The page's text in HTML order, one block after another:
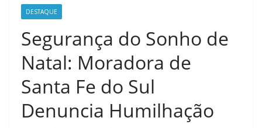
DESTAQUE
Segurança do Sonho de
Natal: Moradora de
Santa Fe do Sul
Denuncia Humilhação